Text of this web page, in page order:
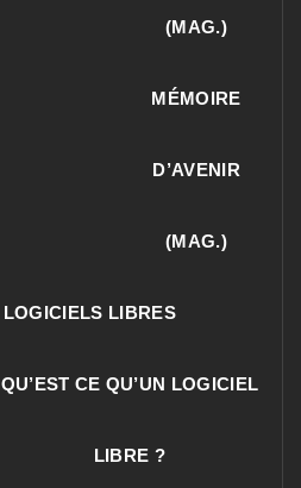
(MAG.)
MÉMOIRE
D’AVENIR
(MAG.)
LOGICIELS LIBRES
QU’EST CE QU’UN LOGICIEL
LIBRE ?